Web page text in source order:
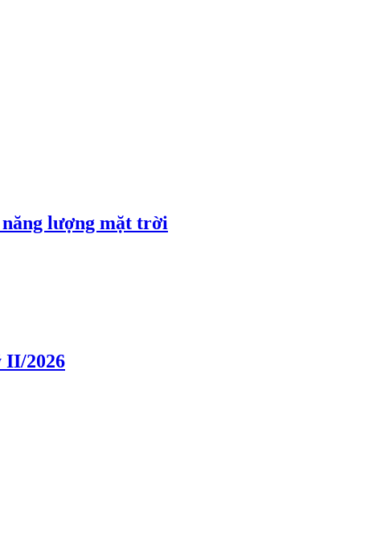
lượng mặt trời
II/2026